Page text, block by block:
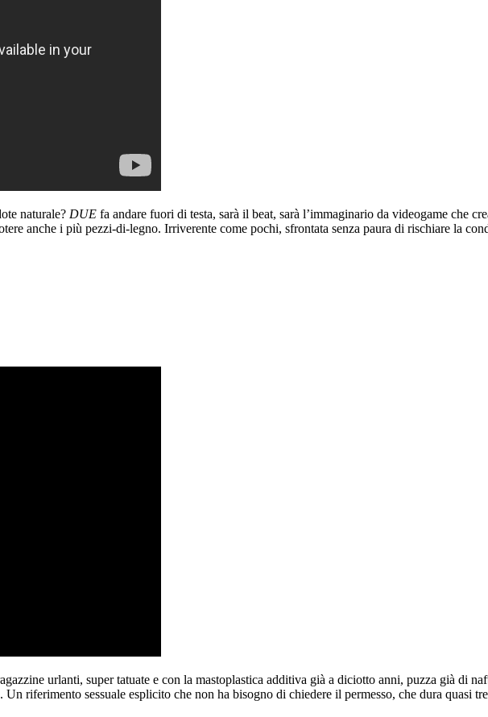
naturale? DUE fa andare fuori di testa, sarà il beat, sarà l’immaginario da videogame che
anche i più pezzi-di-legno. Irriverente come pochi, sfrontata senza paura di rischiare la
urlanti, super tatuate e con la mastoplastica additiva già a diciotto anni, puzza già di
riferimento sessuale esplicito che non ha bisogno di chiedere il permesso, che dura quasi